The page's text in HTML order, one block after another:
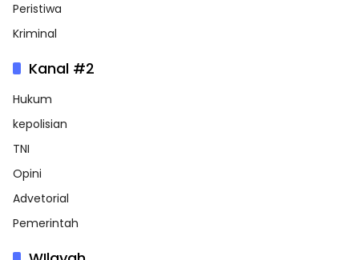
Peristiwa
Kriminal
Kanal #2
Hukum
kepolisian
TNI
Opini
Advetorial
Pemerintah